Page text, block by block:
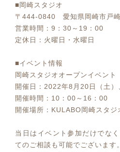
■岡崎スタジオ
〒444-0840 愛知県岡崎市戸
営業時間：9：30～19：00
定休日：火曜日・水曜日
■イベント情報
岡崎スタジオオープンイベント
開催日：2022年8月20日（土）
開催時間：10：00～16：00
開催場所：KULABO岡崎スタジ
当日はイベント参加だけでな
てのご相談も可能でございます。